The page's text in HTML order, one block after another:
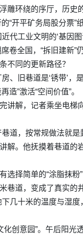
雕环绕的序厅，历
“开平矿务局股分票”
代工业文明的‘基因
卷全国，“拆旧建新
不同的更新路径？
、旧巷道是‘锈带’
造”激活“空间价值”。
讲解，记者乘坐电
道，按常规做法就
解。他抚摸着巷道的
选择简单的“涂脂抹
巷道，变成了真实的
几十米的温度与湿
化创意园”。午后阳